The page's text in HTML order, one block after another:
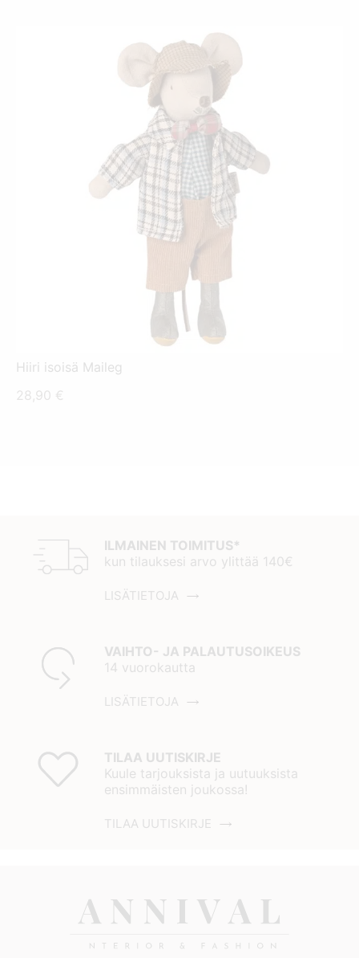
Hiiri isoisä Maileg
28,90 €
ILMAINEN TOIMITUS*
kun tilauksesi arvo ylittää 140€
LISÄTIETOJA
VAIHTO- JA PALAUTUSOIKEUS
14 vuorokautta
LISÄTIETOJA
TILAA UUTISKIRJE
Kuule tarjouksista ja uutuuksista
ensimmäisten joukossa!
TILAA UUTISKIRJE